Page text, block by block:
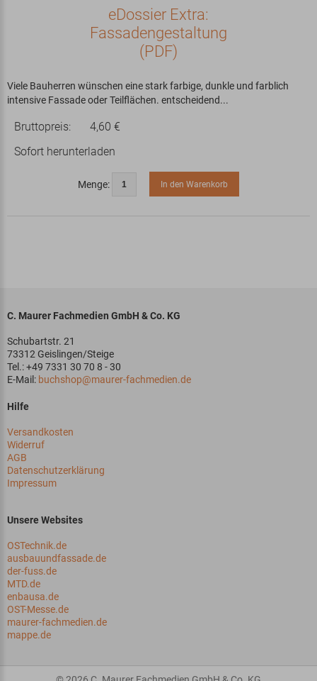
eDossier Extra:
Fassadengestaltung
(PDF)
Viele Bauherren wünschen eine stark farbige, dunkle und farblich
intensive Fassade oder Teilflächen. entscheidend...
Bruttopreis:
4,60 €
Sofort herunterladen
Menge: In den Warenkorb
C. Maurer Fachmedien GmbH & Co. KG
Schubartstr. 21
73312 Geislingen/Steige
Tel.: +49 7331 30 70 8 - 30
E-Mail: buchshop@maurer-fachmedien.de
Hilfe
Versandkosten
Widerruf
AGB
Datenschutzerklärung
Impressum
Unsere Websites
OSTechnik.de
ausbauundfassade.de
der-fuss.de
MTD.de
enbausa.de
OST-Messe.de
maurer-fachmedien.de
mappe.de